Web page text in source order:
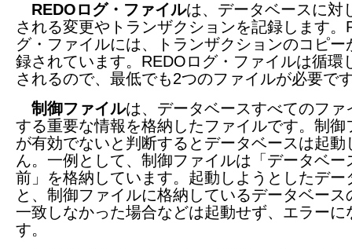
REDOログ・ファイルは、データベースに対
される変更やトランザクションを記録します。
グ・ファイルには、トランザクションのコピー
録されています。REDOログ・ファイルは循環
されるので、最低でも2つのファイルが必要で
制御ファイルは、データベースすべてのファ
する重要な情報を格納したファイルです。制御
が有効でないと判断するとデータベースは起動
ん。一例として、制御ファイルは「データベー
前」を格納しています。起動しようとしたデー
と、制御ファイルに格納しているデータベース
一致しなかった場合などは起動せず、エラーに
す。